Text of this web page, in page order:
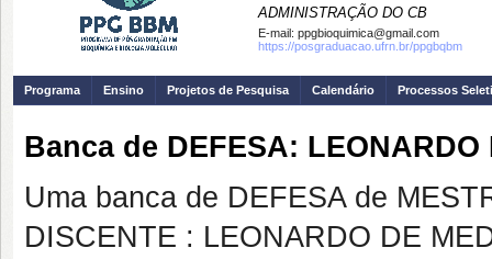
ADMINISTRAÇÃO DO CB
E-mail: ppgbioquimica@gmail.com
https://posgraduacao.ufrn.br/ppgbqbm
Programa Ensino Projetos de Pesquisa Calendário Processos
Banca de DEFESA: LEONARDO
Uma banca de DEFESA de
DISCENTE : LEONARDO DE